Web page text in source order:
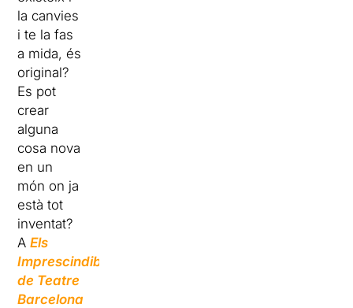
la canvies
i te la fas
a mida, és
original?
Es pot
crear
alguna
cosa nova
en un
món on ja
està tot
inventat?
AEls
Imprescindibles
de Teatre
Barcelona